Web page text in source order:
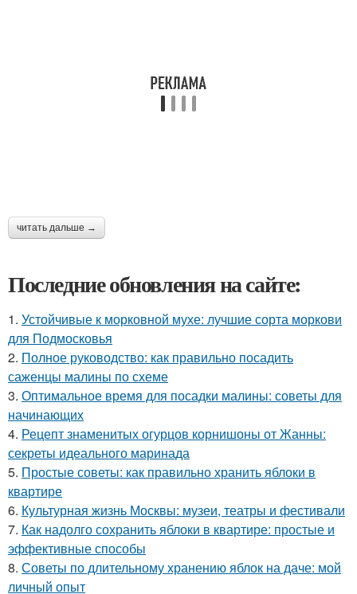
читать дальше →
Последние обновления на сайте:
1. Устойчивые к морковной мухе: лучшие сорта моркови
для Подмосковья
2. Полное руководство: как правильно посадить
саженцы малины по схеме
3. Оптимальное время для посадки малины: советы для
начинающих
4. Рецепт знаменитых огурцов корнишоны от Жанны:
секреты идеального маринада
5. Простые советы: как правильно хранить яблоки в
квартире
6. Культурная жизнь Москвы: музеи, театры и фестивали
7. Как надолго сохранить яблоки в квартире: простые и
эффективные способы
8. Советы по длительному хранению яблок на даче: мой
личный опыт